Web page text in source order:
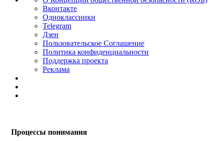
Вконтакте
Одноклассники
Telegram
Дзен
Пользовательское Соглашение
Политика конфиденциальности
Поддержка проекта
Реклама
Процессы понимания